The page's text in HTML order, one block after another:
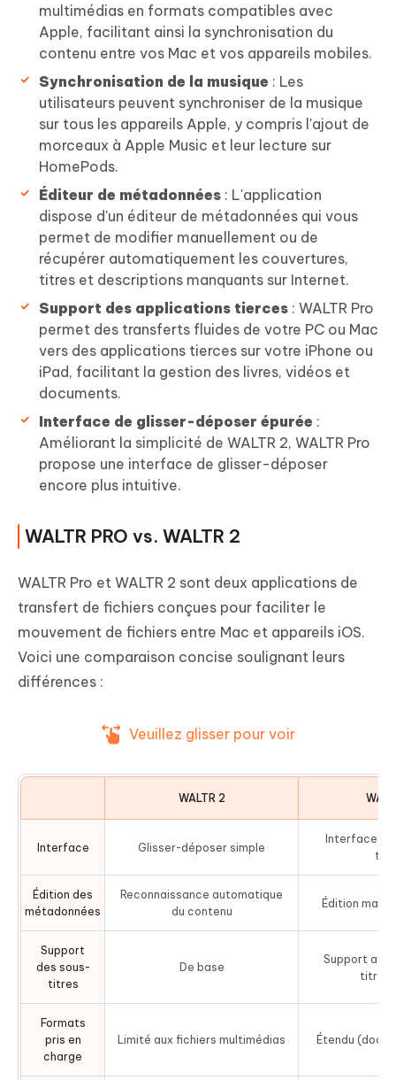
multimédias en formats compatibles avec
Apple, facilitant ainsi la synchronisation du
contenu entre vos Mac et vos appareils mobiles.
Synchronisation de la musique : Les
utilisateurs peuvent synchroniser de la musique
sur tous les appareils Apple, y compris l'ajout de
morceaux à Apple Music et leur lecture sur
HomePods.
Éditeur de métadonnées : L'application
dispose d'un éditeur de métadonnées qui vous
permet de modifier manuellement ou de
récupérer automatiquement les couvertures,
titres et descriptions manquants sur Internet.
Support des applications tierces : WALTR Pro
permet des transferts fluides de votre PC ou Mac
vers des applications tierces sur votre iPhone ou
iPad, facilitant la gestion des livres, vidéos et
documents.
Interface de glisser-déposer épurée :
Améliorant la simplicité de WALTR 2, WALTR Pro
propose une interface de glisser-déposer
encore plus intuitive.
WALTR PRO vs. WALTR 2
WALTR Pro et WALTR 2 sont deux applications de
transfert de fichiers conçues pour faciliter le
mouvement de fichiers entre Mac et appareils iOS.
Voici une comparaison concise soulignant leurs
différences :
Veuillez glisser pour voir
WALTR 2
Interface Glisser-déposer simple
Interface
Édition des
métadonnées
Reconnaissance automatique
du contenu
Édition
Support
des sous-
titres
De base
Support
titres
Formats
pris en
charge
Limité aux fichiers multimédias Étendu